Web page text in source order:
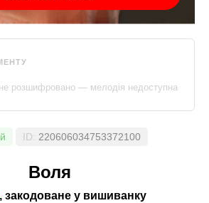
розшифровано — мелодія недоступна
ID: 220606034753372100
Воля
, закодоване у вишиванку